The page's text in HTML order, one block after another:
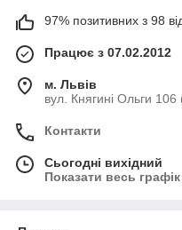
97% позитивних з 98
Працює з 07.02.2012
м. Львів
вул. Княгині Ольги 106
Контакти
Сьогодні вихідний
Показати весь